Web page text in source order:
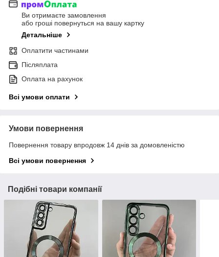
Ви отримаєте замовлення
або гроші повернуться на вашу картку
Детальніше
Оплатити частинами
Післяплата
Оплата на рахунок
Всі умови оплати
Умови повернення
Повернення товару впродовж 14 днів за домовленістю
Всі умови повернення
Подібні товари компанії